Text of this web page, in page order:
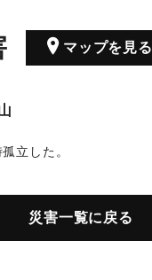
マップを見る
立した。
災害一覧に戻る